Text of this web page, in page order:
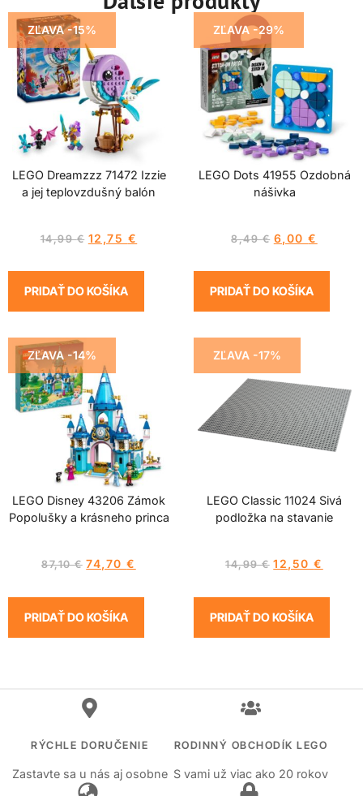
ZĽAVA -15%
LEGO Dreamzzz 71472 Izzie
a jej teplovzdušný balón
14,99€ 12,75 €
PRIDAŤ DO KOŠÍKA
ZĽAVA -29%
LEGO Dots 41955 Ozdobná
nášivka
8,49€ 6,00€
PRIDAŤ DO KOŠÍKA
ZĽAVA -14%
LEGO Disney 43206 Zámok
Popolušky a krásneho princa
87,10€ 74,70€
PRIDAŤ DO KOŠÍKA
ZĽAVA -17%
LEGO Classic 11024 Sivá
podložka na stavanie
14,99€ 12,50€
PRIDAŤ DO KOŠÍKA
RÝCHLE DORUČENIE
Zastavte sa u nás aj osobne
RODINNÝ OBCHODÍK LEGO
S vami už viac ako 20 rokov